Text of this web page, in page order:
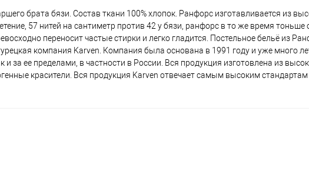
брата бязи. Состав ткани 100% хлопок. Ранфорс изготавливается из
57 нитей на сантиметр против 42 у бязи, ранфорс в то же время тоньше
переносит частые стирки и легко гладится. Постельное бельё из
компания Karven. Компания была основана в 1991 году и уже много
за ее пределами, в частности в России. Вся продукция изготовлена из
красители. Вся продукция Karven отвечает самым высоким стандартам